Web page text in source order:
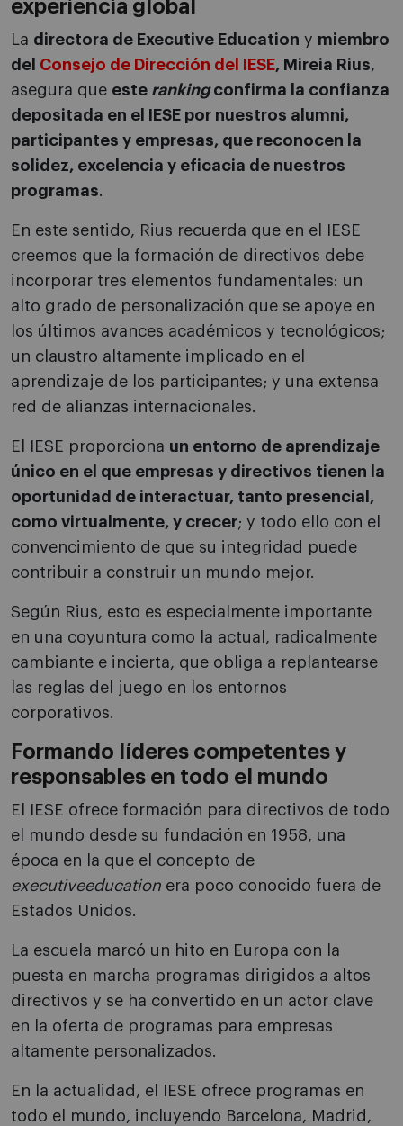
experiencia global
La directora de Executive Education y miembro
del Consejo de Dirección del IESE, Mireia Rius,
asegura que este rankingconfirma la confianza
depositada en el IESE por nuestros alumni,
participantes y empresas, que reconocen la
solidez, excelencia y eficacia de nuestros
programas.
En este sentido, Rius recuerda que en el IESE
creemos que la formación de directivos debe
incorporar tres elementos fundamentales: un
alto grado de personalización que se apoye en
los últimos avances académicos y tecnológicos;
un claustro altamente implicado en el
aprendizaje de los participantes; y una extensa
red de alianzas internacionales.
El IESE proporciona un entorno de aprendizaje
único en el que empresas y directivos tienen la
oportunidad de interactuar, tanto presencial,
como virtualmente, y crecer; y todo ello con el
convencimiento de que su integridad puede
contribuir a construir un mundo mejor.
Según Rius, esto es especialmente importante
en una coyuntura como la actual, radicalmente
cambiante e incierta, que obliga a replantearse
las reglas del juego en los entornos
corporativos.
Formando líderes competentes y
responsables en todo el mundo
El IESE ofrece formación para directivos de todo
el mundo desde su fundación en 1958, una
época en la que el concepto de
executiveeducation era poco conocido fuera de
Estados Unidos.
La escuela marcó un hito en Europa con la
puesta en marcha programas dirigidos a altos
directivos y se ha convertido en un actor clave
en la oferta de programas para empresas
altamente personalizados.
En la actualidad, el IESE ofrece programas en
todo el mundo, incluyendo Barcelona, Madrid,